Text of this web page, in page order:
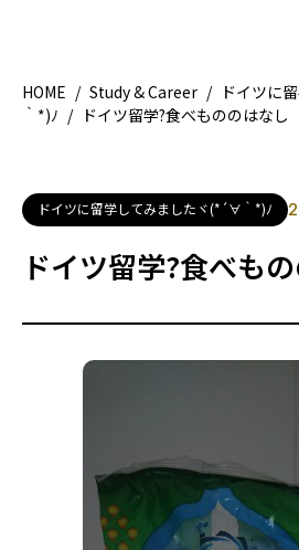
地域別ガイド
観光ガイド
留
HOME / Study & Career / ドイツに
｀*)ﾉ / ドイツ留学?食べもののはなし
ドイツに留学してみましたヾ(*´∀｀*)ﾉ
ドイツ留学?食べも